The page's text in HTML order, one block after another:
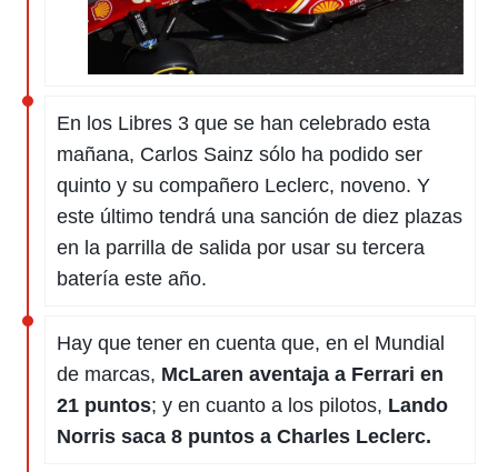
En los Libres 3 que se han celebrado esta
mañana, Carlos Sainz sólo ha podido ser
quinto y su compañero Leclerc, noveno. Y
este último tendrá una sanción de diez plazas
en la parrilla de salida por usar su tercera
batería este año.
Hay que tener en cuenta que, en el Mundial
de marcas, McLaren aventaja a Ferrari en
21 puntos; y en cuanto a los pilotos, Lando
Norris saca 8 puntos a Charles Leclerc.